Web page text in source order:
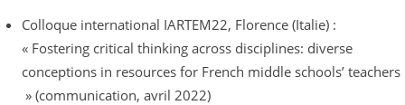
Colloque international IARTEM22, Florence (Italie) :
« Fostering critical thinking across disciplines: diverse
conceptions in resources for French middle schools’ teachers
» (communication, avril 2022)